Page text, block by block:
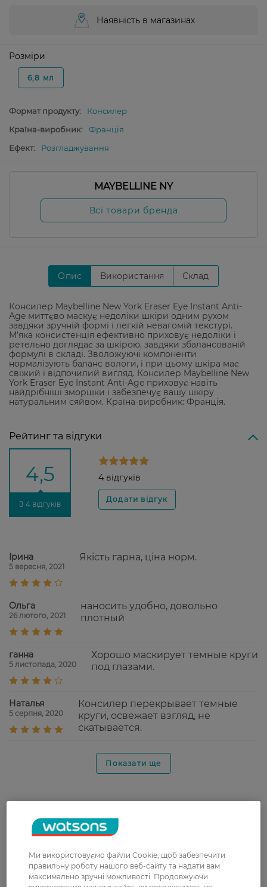
Наявність в магазинах
Розміри
6,8 мл
Формат продукту:
Консилер
Країна-виробник:
Франція
Ефект:
Розгладжування
MAYBELLINE NY
Всі товари бренда
Опис Використання Склад
Консилер Maybelline New York Eraser Eye Instant Anti-
Age миттєво маскує недоліки шкіри одним рухом
завдяки зручній формі і легкій невагомій текстурі.
М'яка консистенція ефективно приховує недоліки і
ретельно доглядає за шкірою, завдяки збалансованій
формулі в складі. Зволожуючі компоненти
нормалізують баланс вологи, і при цьому шкіра має
свіжий і відпочилий вигляд. Консилер Maybelline New
York Eraser Eye Instant Anti-Age приховує навіть
найдрібніші зморшки і забезпечує вашу шкіру
натуральним сяйвом. Країна-виробник: Франція.
Рейтинг та відгуки
4,5
З 4 відгуків
4 відгуків
Ірина
5 вересня, 2021
Якість гарна, ціна норм.
Ольга
26 лютого, 2021
наносить удобно, довольно
плотный
ганна
5 листопада, 2020
Хорошо маскирует темные круги
под глазами.
Наталья
5 серпня, 2020
Консилер перекрывает темные
круги, освежает взгляд, не
скатывается.
Показати ще
Нова пошта
У відділення Нової пошти - 99 грн,
безкоштовно від 699 грн
Ми використовуємо файли Cookie, щоб забезпечити
правильну роботу нашого веб-сайту та надати вам
максимально зручні можливості. Продовжуючи